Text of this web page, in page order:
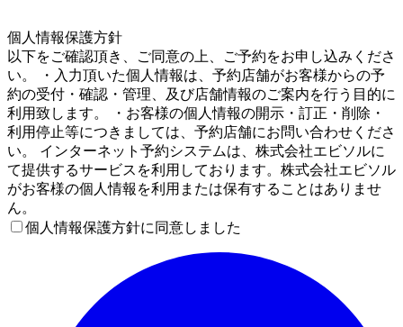
個人情報保護方針
以下をご確認頂き、ご同意の上、ご予約をお申し込みくださ
い。 ・入力頂いた個人情報は、予約店舗がお客様からの予
約の受付・確認・管理、及び店舗情報のご案内を行う目的に
利用致します。 ・お客様の個人情報の開示・訂正・削除・
利用停止等につきましては、予約店舗にお問い合わせくださ
い。 インターネット予約システムは、株式会社エビソルに
て提供するサービスを利用しております。株式会社エビソル
がお客様の個人情報を利用または保有することはありませ
ん。
個人情報保護方針に同意しました